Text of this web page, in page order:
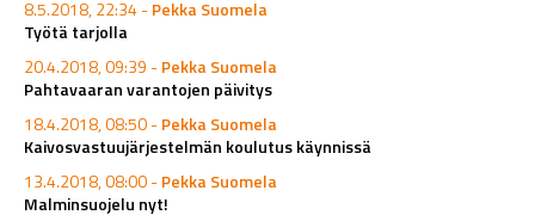
8.5.2018, 22:34 -Pekka Suomela
Työtä tarjolla
20.4.2018, 09:39 -Pekka Suomela
Pahtavaaran varantojen päivitys
18.4.2018, 08:50 -Pekka Suomela
Kaivosvastuujärjestelmän koulutus käynnissä
13.4.2018, 08:00 -Pekka Suomela
Malminsuojelu nyt!